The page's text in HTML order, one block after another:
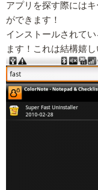
アプリを探す際には
ができます！
インストールされて
ます！これは結構嬉し